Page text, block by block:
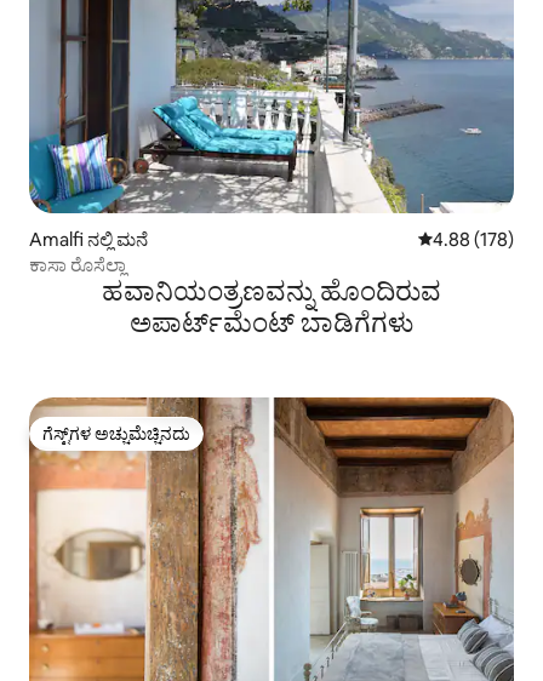
Amalfi ನಲ್ಲಿ ಮನೆ 5 ರಲ್ಲಿ 4.88
4.88 (178)
ಕಾಸಾ ರೊಸೆಲ್ಲಾ
ಹವಾನಿಯಂತ್ರಣವನ್ನು ಹೊಂದಿರುವ
ಅಪಾರ್ಟ್‌ಮೆಂಟ್‌ ಬಾಡಿಗೆಗಳು
ಗೆಸ್ಟ್‌ಗಳ ಅಚ್ಚುಮೆಚ್ಚಿನದು
ಗೆಸ್ಟ್‌ಗಳ ಅಚ್ಚುಮೆಚ್ಚಿನದು